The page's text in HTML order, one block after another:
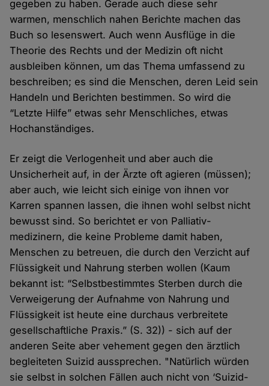
gegeben zu haben. Gerade auch diese sehr
warmen, menschlich nahen Berichte machen das
Buch so lesenswert. Auch wenn Aus­flüge in die
Theorie des Rechts und der Medizin oft nicht
ausbleiben können, um das Thema umfassend zu
beschreiben; es sind die Menschen, deren Leid sein
Handeln und Berichten bestimmen. So wird die
“Letzte Hilfe” etwas sehr Menschliches, etwas
Hoch­anständiges.
Er zeigt die Verlogen­heit und aber auch die
Unsicher­heit auf, in der Ärzte oft agieren (müssen);
aber auch, wie leicht sich einige von ihnen vor
Karren spannen lassen, die ihnen wohl selbst nicht
bewusst sind. So berichtet er von Palliativ­
medizinern, die keine Probleme damit haben,
Menschen zu betreuen, die durch den Verzicht auf
Flüssig­keit und Nahrung sterben wollen (Kaum
bekannt ist: “Selbst­bestimmtes Sterben durch die
Ver­weigerung der Auf­nahme von Nahrung und
Flüssig­keit ist heute eine durch­aus verbreitete
gesellschaft­liche Praxis.” (S. 32)) - sich auf der
anderen Seite aber vehement gegen den ärztlich
begleiteten Suizid aus­sprechen. "Natürlich würden
sie selbst in solchen Fällen auch nicht von ‘Suizid­